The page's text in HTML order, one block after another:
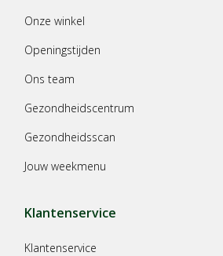
Onze winkel
Openingstijden
Ons team
Gezondheidscentrum
Gezondheidsscan
Jouw weekmenu
Klantenservice
Klantenservice